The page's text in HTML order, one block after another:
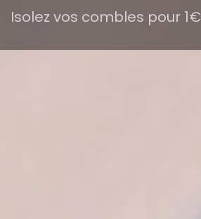
Isolez vos combles pour 1€